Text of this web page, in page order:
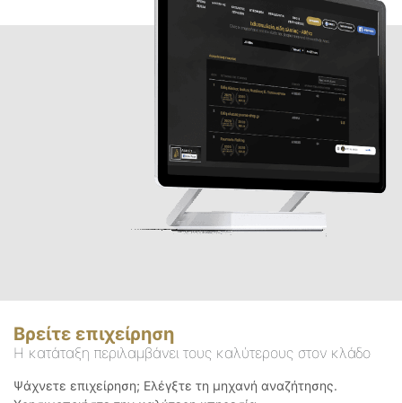
Βρείτε επιχείρηση
Η κατάταξη περιλαμβάνει τους καλύτερους στον κλάδο
Ψάχνετε επιχείρηση; Ελέγξτε τη μηχανή αναζήτησης.